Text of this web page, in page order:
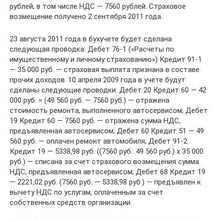
рублей, в том числе НДС — 7560 рублей. Страховое
возмещение получено 2 сентября 2011 года.
23 августа 2011 года в бухучете будет сделана
следующая проводка: Дебет 76-1 («Расчеты по
имущественному и личному страхованию») Кредит 91-1
— 35 000 руб. — страховая выплата признана в составе
прочих доходов. 10 апреля 2009 года в учете будут
сделаны следующие проводки: Дебет 20 Кредит 60 — 42
000 руб. = (49 560 руб. — 7560 руб.) — отражена
стоимость ремонта, выполненного автосервисом; Дебет
19 Кредит 60 — 7560 руб. — отражена сумма НДС,
предъявленная автосервисом; Дебет 60 Кредит 51 — 49
560 руб. — оплачен ремонт автомобиля; Дебет 91-2
Кредит 19 — 5338,98 руб. ((7560 руб.: 49 560 руб.) х 35 000
руб.) — списана за счет страхового возмещения сумма
НДС, предъявленная автосервисом; Дебет 68 Кредит 19
— 2221,02 руб. (7560 руб. — 5338,98 руб.) — предъявлен к
вычету НДС по услугам, оплаченным за счет
собственных средств организации.